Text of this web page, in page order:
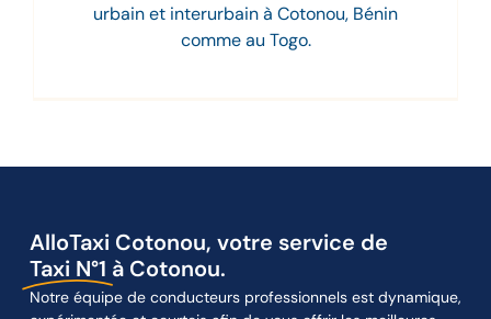
urbain et interurbain à Cotonou, Bénin
comme au Togo.
AlloTaxi Cotonou, votre service de
Taxi N°1 à Cotonou.
Notre équipe de conducteurs professionnels est dynamique,